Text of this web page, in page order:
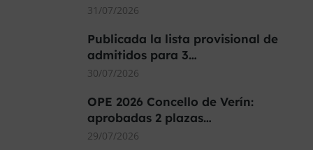
31/07/2026
Publicada la lista provisional de
admitidos para 3…
30/07/2026
OPE 2026 Concello de Verín:
aprobadas 2 plazas…
29/07/2026